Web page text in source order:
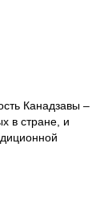
Канадзавы –
в стране, и